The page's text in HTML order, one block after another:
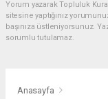
Yorum yazarak Topluluk
sitesine yaptığınız
başınıza üstleniyorsunuz.
sorumlu tutulamaz.
Anasayfa